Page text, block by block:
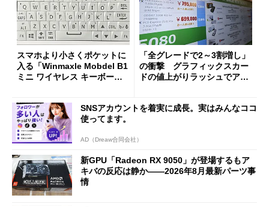
スマホより小さくポケットに
入る「Winmaxle Mobdel B1
ミニ ワイヤレス キーボー
「全グレードで2～3割増し」
の衝撃 グラフィックスカー
ドの値上がりラッシュでアキ
SNSアカウントを着実に成長。実はみんなココ
使ってます。
AD（Dreaw合同会社）
新GPU「Radeon RX 9050」が登場するもア
キバの反応は静か――2026年8月最新パーツ事
情